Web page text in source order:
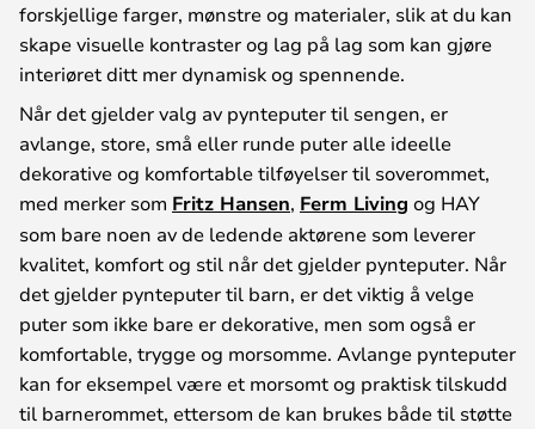
forskjellige farger, mønstre og materialer, slik at du kan
skape visuelle kontraster og lag på lag som kan gjøre
interiøret ditt mer dynamisk og spennende.
Når det gjelder valg av pynteputer til sengen, er
avlange, store, små eller runde puter alle ideelle
dekorative og komfortable tilføyelser til soverommet,
med merker som Fritz Hansen, Ferm Living og HAY
som bare noen av de ledende aktørene som leverer
kvalitet, komfort og stil når det gjelder pynteputer. Når
det gjelder pynteputer til barn, er det viktig å velge
puter som ikke bare er dekorative, men som også er
komfortable, trygge og morsomme. Avlange pynteputer
kan for eksempel være et morsomt og praktisk tilskudd
til barnerommet, ettersom de kan brukes både til støtte